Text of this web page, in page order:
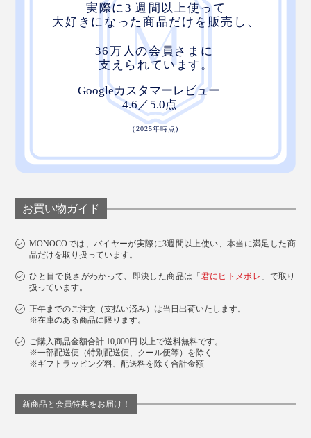
お買い物ガイド
MONOCOでは、バイヤーが実際に3週間以上使い、本当に満足した商
品だけを取り扱っています。
ひと目で良さがわかって、即決した商品は「君にヒトメボレ 」で取り
扱っています。
正午までのご注文（支払い済み）は当日出荷いたします。
※在庫のある商品に限ります。
ご購入商品金額合計 10,000円 以上で送料無料です。
※一部配送便（特別配送便、クール便等）を除く
※ギフトラッピング料、配送料を除く合計金額
新商品と会員特典をお届け！